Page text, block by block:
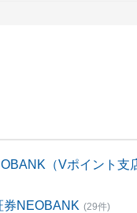
（Vポイント支
券NEOBANK (29件)